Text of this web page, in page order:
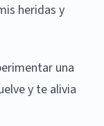
heridas y
una
y te alivia